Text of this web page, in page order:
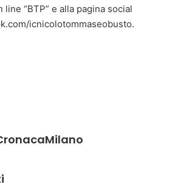
“BTP” e alla pagina social
icnicolotommaseobusto.